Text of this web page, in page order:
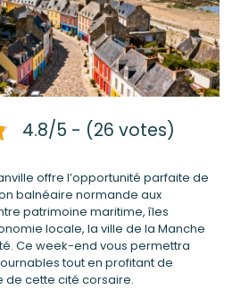
4.8/5 - (26 votes)
offre l’opportunité parfaite de
balnéaire normande aux
patrimoine maritime, îles
locale, la ville de la Manche
Ce week-end vous permettra
tout en profitant de
de cette cité corsaire.